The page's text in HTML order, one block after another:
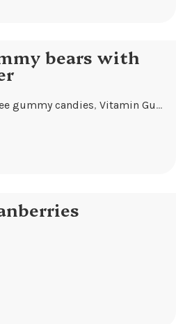
gummy candies, Vitamin Gummies